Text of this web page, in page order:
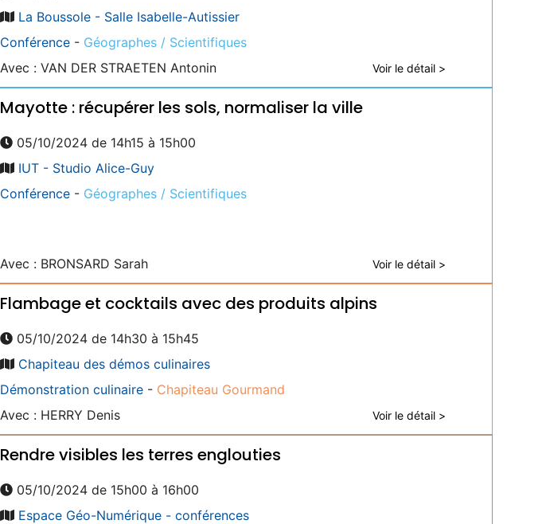
La Boussole - Salle Isabelle-Autissier
Conférence - Géographes / Scientifiques
Avec : VAN DER STRAETEN Antonin
Voir le détail >
Mayotte : récupérer les sols, normaliser la ville
05/10/2024 de 14h15 à 15h00
IUT - Studio Alice-Guy
Conférence - Géographes / Scientifiques
Avec : BRONSARD Sarah Voir le détail >
Flambage et cocktails avec des produits alpins
05/10/2024 de 14h30 à 15h45
Chapiteau des démos culinaires
Démonstration culinaire - Chapiteau Gourmand
Avec : HERRY Denis
Voir le détail >
Rendre visibles les terres englouties
05/10/2024 de 15h00 à 16h00
Espace Géo-Numérique - conférences